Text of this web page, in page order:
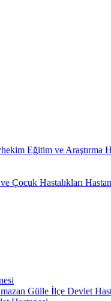
Eğitim ve Araştırma
Çocuk Hastalıkları
Gülle İlçe Devlet